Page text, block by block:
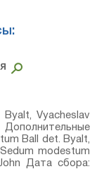
Vyacheslav
Ball⁣ det. Byalt,
modestum
Дата сбора: